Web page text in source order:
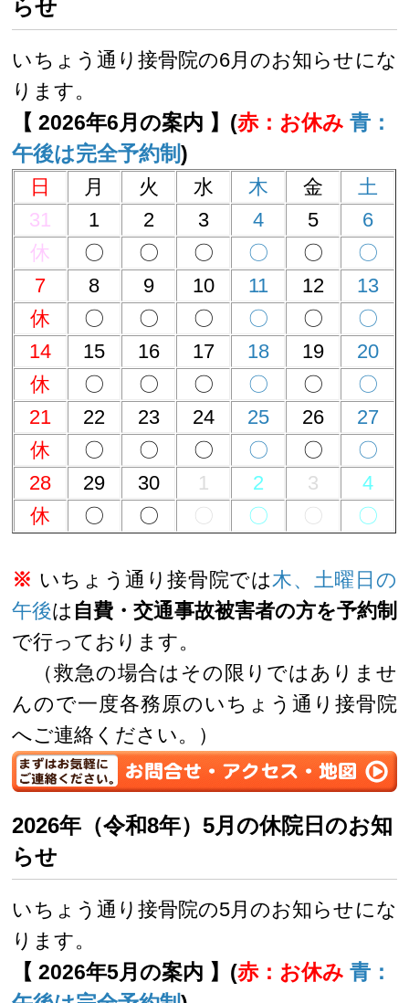
らせ
いちょう通り接骨院の6月のお知らせにな
ります。
【 2026年6月の案内 】(赤：お休み青：
午後は完全予約制)
日 月 火 水 木 金
土
31
1 2 3 4 5
6
休
〇 〇 〇 〇 〇
〇
7
8 9 10 11 12
13
休
〇 〇 〇 〇 〇
〇
14
15 16 17 18 19
20
休
〇 〇 〇 〇 〇
〇
21
22 23 24 25 26
27
休
〇 〇 〇 〇 〇
〇
28
29 30 1 2 3
4
休
〇 〇 〇 〇 〇 〇
※ いちょう通り接骨院では木、土曜日の
午後は 自費・交通事故被害者の方を予約制
で行っております。
（救急の場合はその限りではありませ
んので一度各務原のいちょう通り接骨院
へご連絡ください。）
2026年（令和8年）5月の休院日のお知
らせ
いちょう通り接骨院の5月のお知らせにな
ります。
【 2026年5月の案内 】(赤：お休み 青：